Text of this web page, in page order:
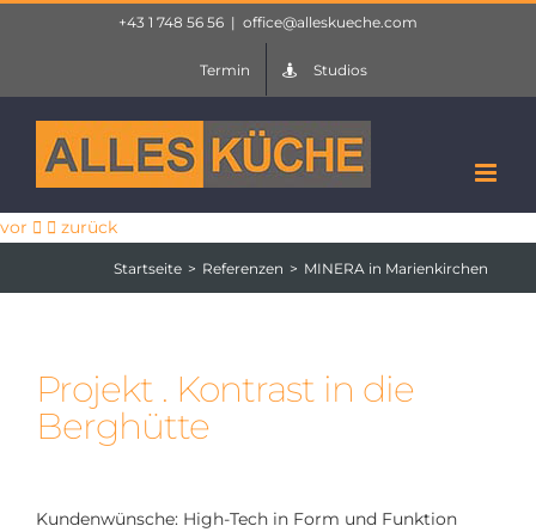
+43 1 748 56 56 | office@alleskueche.com
Termin Studios
vor zurück
Startseite Referenzen MINERA in Marienkirchen
Projekt . Kontrast in die
Berghütte
Kundenwünsche: High-Tech in Form und Funktion